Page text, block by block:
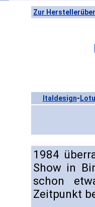
Zur
Italdesign-
1984
Show in
schon
Zeitpunkt